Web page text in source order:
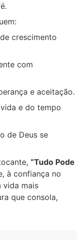
crescimento
com
e aceitação.
e do tempo
de Deus se
“Tudo Pode
à confiança no
vida mais
que consola,